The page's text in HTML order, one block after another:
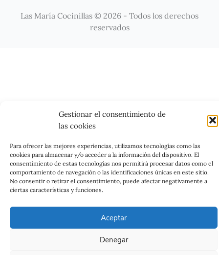
Gestionar el consentimiento de
las cookies
Para ofrecer las mejores experiencias, utilizamos tecnologías como las
cookies para almacenar y/o acceder a la información del dispositivo. El
consentimiento de estas tecnologías nos permitirá procesar datos como el
comportamiento de navegación o las identificaciones únicas en este sitio.
No consentir o retirar el consentimiento, puede afectar negativamente a
ciertas características y funciones.
Aceptar
Denegar
Las María Cocinillas © 2026 - Todos los derechos
reservados